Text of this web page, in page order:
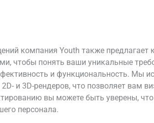
компания Youth также предлагает
чтобы понять ваши уникальные
и функциональность. Мы
и 3D-рендеров, что позволяет вам
вы можете быть уверены,
персонала.